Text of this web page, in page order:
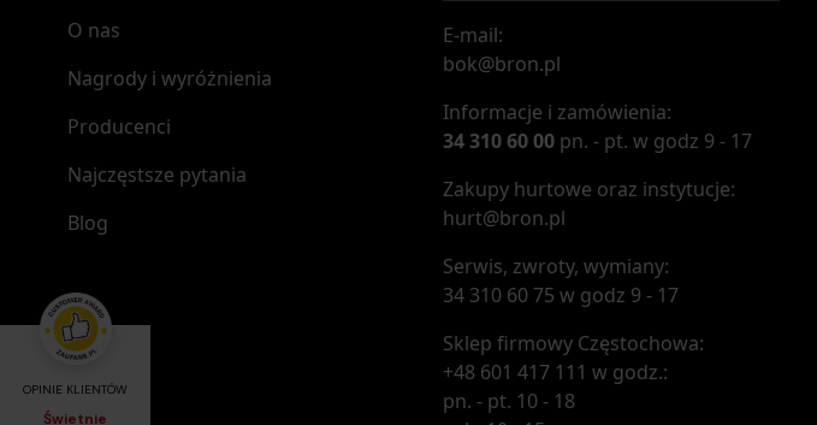
OPINIE KLIENTÓW
Świetnie
O nas
Nagrody i wyróżnienia
Producenci
Najczęstsze pytania
Blog
E-mail:
bok@bron.pl
Informacje i zamówienia:
34 310 60 00 pn. - pt. w godz 9 - 17
Zakupy hurtowe oraz instytucje:
hurt@bron.pl
Serwis, zwroty, wymiany:
34 310 60 75 w godz 9 - 17
Sklep firmowy Częstochowa:
+48 601 417 111 w godz.:
pn. - pt. 10 - 18